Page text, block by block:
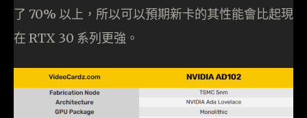
了 70% 以上，所以可以預期新卡的其性能會比起現
在 RTX 30 系列更強。